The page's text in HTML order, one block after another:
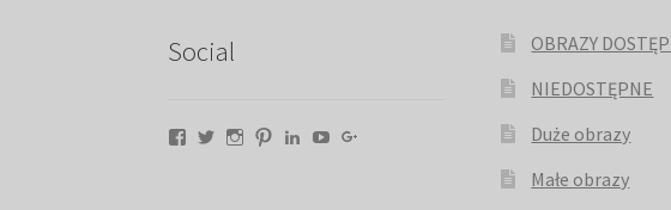
Social
Facebook
TwitterInstagram
PinterestLinkedInYouTube
OBRAZY
NIEDOSTĘPNE
Duże obrazy
Małe obrazy